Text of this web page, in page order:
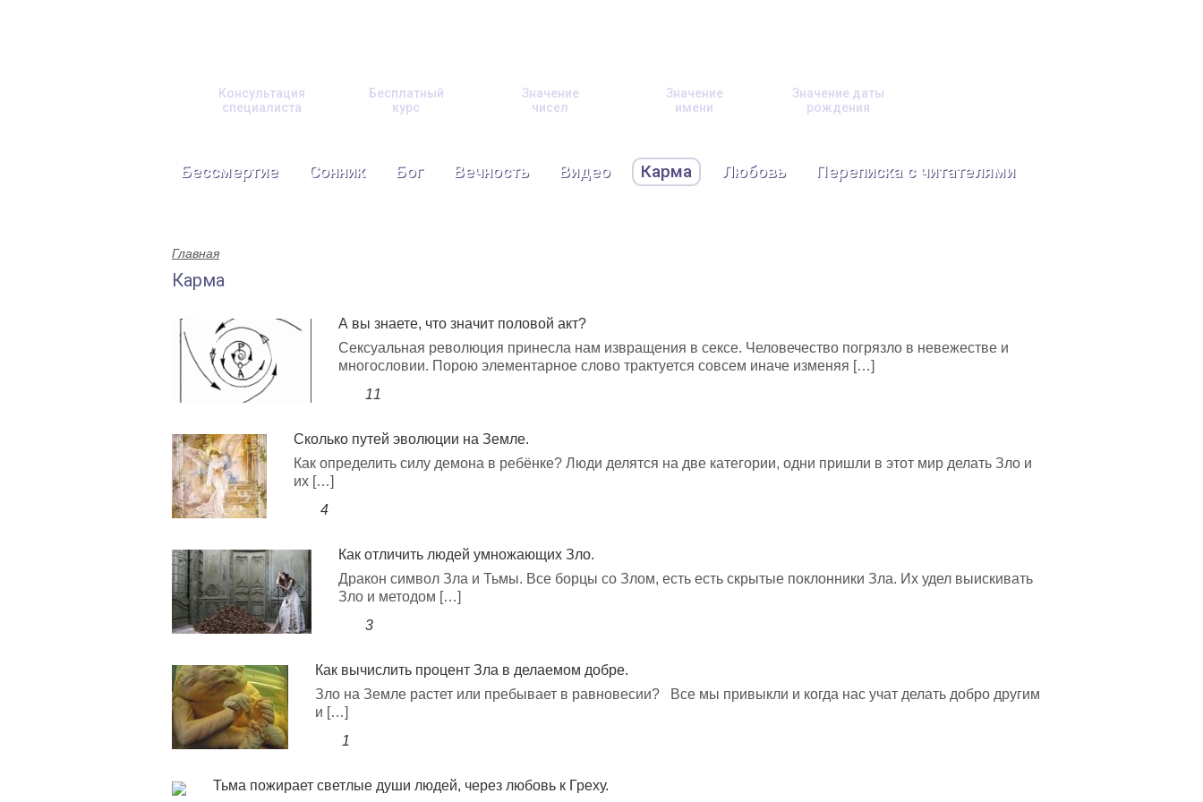
Консультация
специалиста
Бесплатный
курс
Значение
чисел
Значение
имени
Значение даты
рождения
Бессмертие Сонник Бог Вечность Видео Карма Любовь Переписка с читателями
Главная
Карма
А вы знаете, что значит половой акт?
Сексуальная революция принесла нам извращения в сексе. Человечество погрязло в невежестве и
многословии. Порою элементарное слово трактуется совсем иначе изменяя […]
11
Сколько путей эволюции на Земле.
Как определить силу демона в ребёнке? Люди делятся на две категории, одни пришли в этот мир делать Зло и
их […]
4
Как отличить людей умножающих Зло.
Дракон символ Зла и Тьмы. Все борцы со Злом, есть есть скрытые поклонники Зла. Их удел выискивать
Зло и методом […]
3
Как вычислить процент Зла в делаемом добре.
Зло на Земле растет или пребывает в равновесии? Все мы привыкли и когда нас учат делать добро другим
и […]
1
Тьма пожирает светлые души людей, через любовь к Греху.